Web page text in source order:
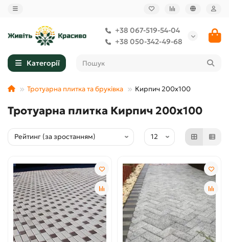
+38 067-519-54-04
+38 050-342-49-68
Категорії
Тротуарна плитка та бруківка Кирпич 200х100
Тротуарна плитка Кирпич 200х100